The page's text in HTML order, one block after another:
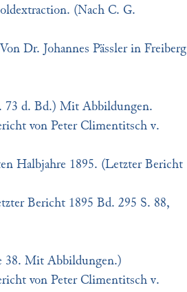
(Nach C. G.
Dr. Johannes Pässler in Freiberg
73 d. Bd.) Mit Abbildungen.
von Peter Climentitsch v.
Halbjahre 1895. (Letzter Bericht
Bericht 1895 Bd. 295 S. 88,
38. Mit Abbildungen.)
von Peter Climentitsch v.